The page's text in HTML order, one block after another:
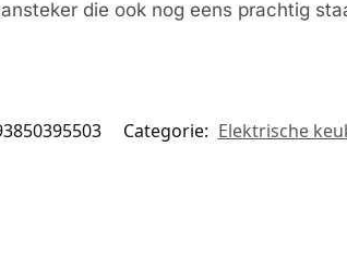
die ook nog eens prachtig
Categorie: Elektrische